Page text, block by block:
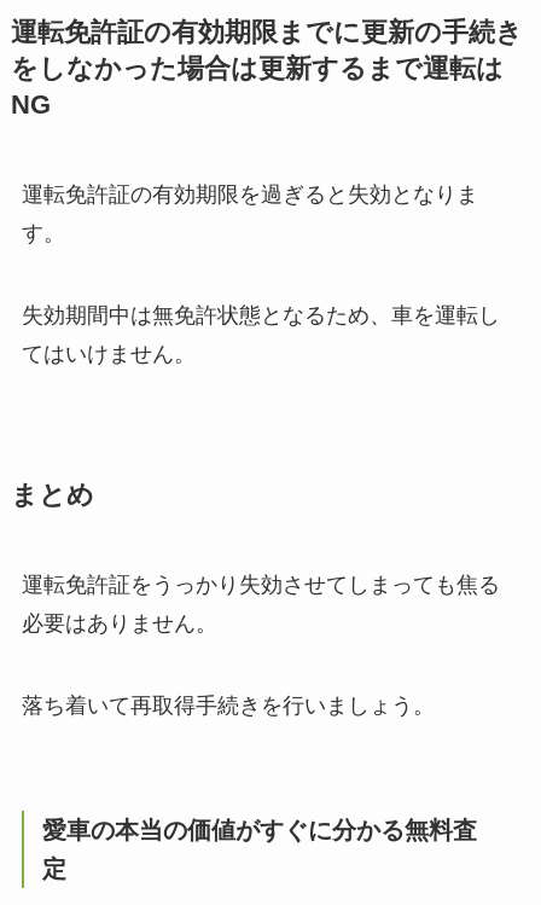
運転免許証の有効期限までに更新の手続き
をしなかった場合は更新するまで運転は
NG
運転免許証の有効期限を過ぎると失効となりま
す。
失効期間中は無免許状態となるため、車を運転し
てはいけません。
まとめ
運転免許証をうっかり失効させてしまっても焦る
必要はありません。
落ち着いて再取得手続きを行いましょう。
愛車の本当の価値がすぐに分かる無料査
定